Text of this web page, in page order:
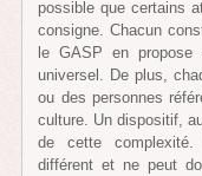
possible que certains
consigne. Chacun
le GASP en
universel. De plus,
ou des personnes
culture. Un dispositif,
de cette complexité.
différent et ne peut